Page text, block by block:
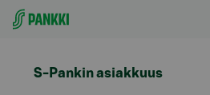
Siirry suoraan sisältöön
S-Pankin asiakkuus